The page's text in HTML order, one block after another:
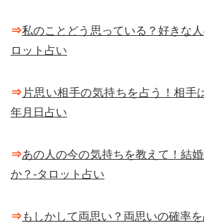
⇒私のことどう思っている？好きな
ロット占い
⇒ 片思い相手の気持ちを占う！相手
年月日占い
⇒あの人の今の気持ちを教えて！結
か？-タロット占い
⇒もしかして両思い？両思いの確率